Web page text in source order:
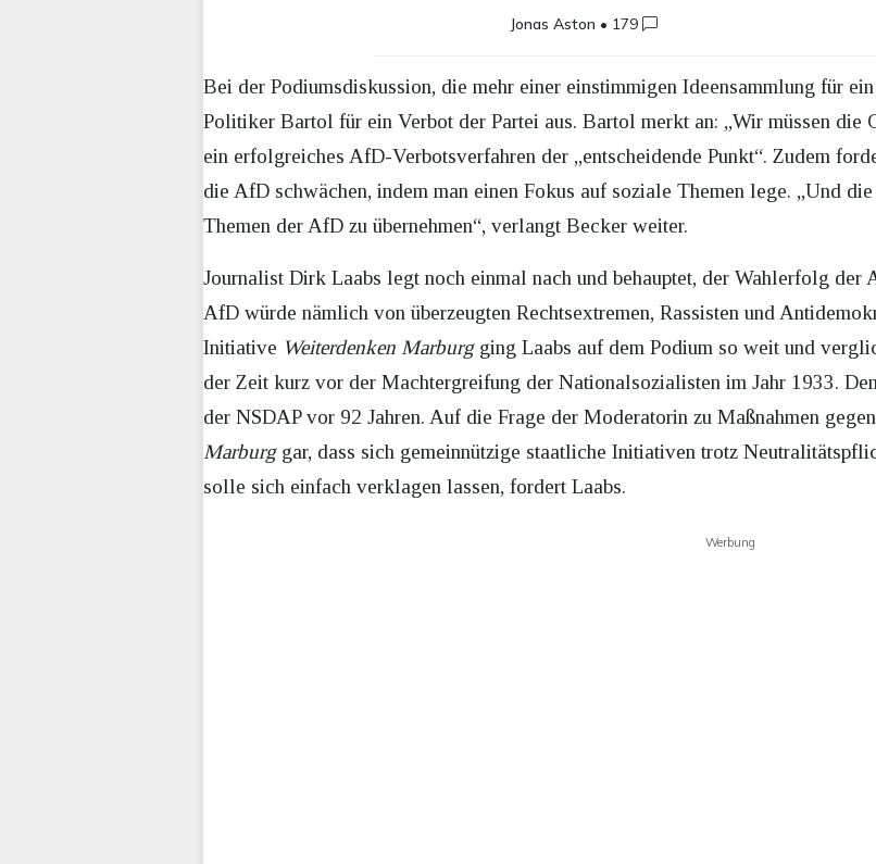
Jonas Aston • 179
Bei der Podiumsdiskussion, die mehr einer einstimmigen Ideensammlung für
Politiker Bartol für ein Verbot der Partei aus. Bartol merkt an: „Wir müssen die
ein erfolgreiches AfD-Verbotsverfahren der „entscheidende Punkt“. Zudem
die AfD schwächen, indem man einen Fokus auf soziale Themen lege. „Und
Themen der AfD zu übernehmen“, verlangt Becker weiter.
Journalist Dirk Laabs legt noch einmal nach und behauptet, der Wahlerfolg der
AfD würde nämlich von überzeugten Rechtsextremen, Rassisten und
Initiative Weiterdenken Marburgging Laabs auf dem Podium so weit und
der Zeit kurz vor der Machtergreifung der Nationalsozialisten im Jahr 1933.
der NSDAP vor 92 Jahren. Auf die Frage der Moderatorin zu Maßnahmen
Marburggar, dass sich gemeinnützige staatliche Initiativen trotz
solle sich einfach verklagen lassen, fordert Laabs.
Werbung